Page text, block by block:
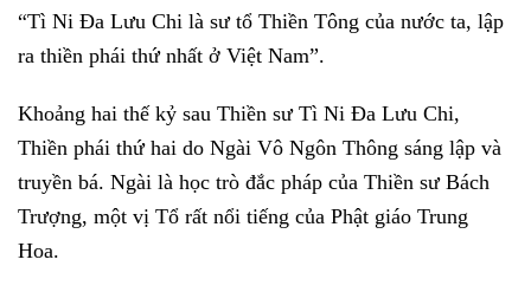
“Tì Ni Đa Lưu Chi là sư tổ Thiền Tông của nước ta, lập
ra thiền phái thứ nhất ở Việt Nam”.
Khoảng hai thế kỷ sau Thiền sư Tì Ni Đa Lưu Chi,
Thiền phái thứ hai do Ngài Vô Ngôn Thông sáng lập và
truyền bá. Ngài là học trò đắc pháp của Thiền sư Bách
Trượng, một vị Tổ rất nổi tiếng của Phật giáo Trung
Hoa.